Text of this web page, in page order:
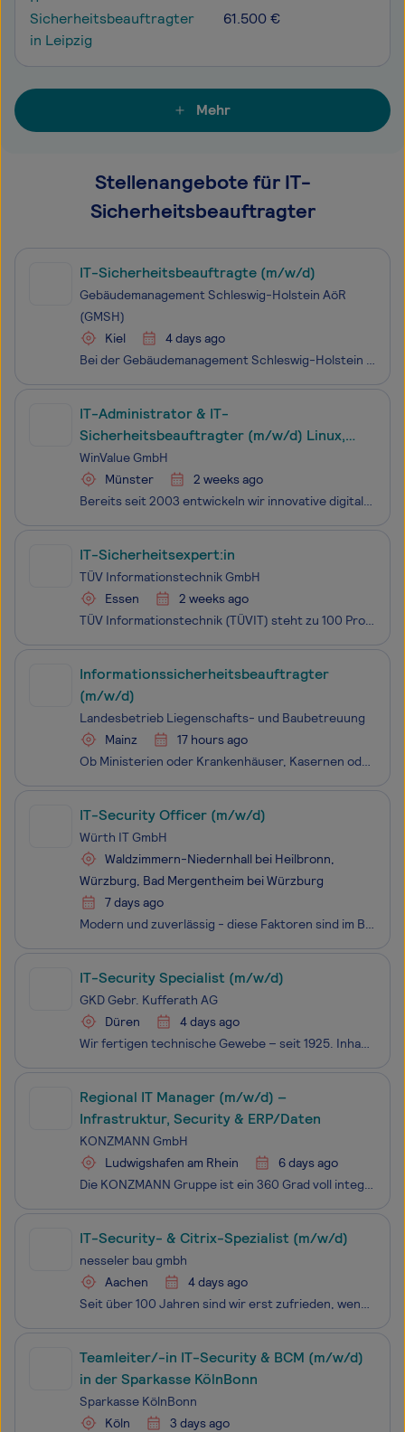
Sicherheitsbeauftragter
in Leipzig
61.500 €
Mehr
Stellenangebote für IT-
Sicherheitsbeauftragter
IT-Sicherheitsbeauftragte (m/w/d)
Gebäudemanagement Schleswig-Holstein AöR
(GMSH)
Kiel
4 days ago
Bei der Gebäudemanagement Schleswig-Holstein (GMSH) arbeiten rund 1.800 Menschen daran, das Land Schleswig-Holstein voranzubringen – durch nachhaltiges Bauen, intelligentes Beschaffen und zukunfts­fähiges Bewirtschaften öffent­licher Gebäude. Unser Anspruch: Prozesse und Lösungen kontinuier­lich zu
IT-Administrator & IT-
Sicherheitsbeauftragter (m/w/d) Linux,
Private Cloud in Münster
WinValue GmbH
Münster
2 weeks ago
Bereits seit 2003 entwickeln wir innovative digitale Lösungen, mit denen Schadenmanager, Kfz-Sachverständige und Autohandelbetriebe ihre Arbeit einfacher, schneller und effizienter gestalten können. Unsere Software läuft auf eigener Hardware in unserer privaten Cloud-Infrastruktur in einem Colocatio
IT-Sicherheitsexpert:in
TÜV Informationstechnik GmbH
Essen
2 weeks ago
TÜV Informationstechnik (TÜVIT) steht zu 100 Prozent für IT-Sicherheit. Sie ist Teil unserer DNA – und dies schon seit 1995. IT-Sicherheit ist für TÜVIT kein Trend und kein Hype, sondern jene Aufgabe, der sich all unsere Mitarbeitenden verschrieben haben. Unsere Erfahrungen und Kompetenzen sind komp
Informationssicherheitsbeauftragter
(m/w/d)
Landesbetrieb Liegenschafts- und Baubetreuung
Mainz
17 hours ago
Ob Ministerien oder Krankenhäuser, Kasernen oder militärische Flughäfen, Forschungsbauten für Universitäten und Hochschulen, Spezialimmobilien für Polizei und Justiz oder der Erhalt von Burgen und Schlössern: Unsere rund 1.400 Mitarbeiterinnen und Mitarbeiter betreuen und optimieren ein umfangreic
IT-Security Officer (m/w/d)
Würth IT GmbH
Waldzimmern-Niedernhall bei Heilbronn,
Würzburg, Bad Mergentheim bei Würzburg
7 days ago
Modern und zuverlässig - diese Faktoren sind im Bereich Würth Global Services entscheidend für die Entwicklung moderner, zukunftsorientierter Systeme. Wir unterstützen Unternehmen, indem wir ihre IT-Lösungen optimal ausstatten. Außerdem sorgen wir dafür, dass die digitale Zusammenarbeit und die Syst
IT-Security Specialist (m/w/d)
GKD Gebr. Kufferath AG
Düren
4 days ago
Wir fertigen technische Gewebe – seit 1925. Inhabergeführt und im Familienbesitz stehen wir für innovative und hocheffiziente Gewebelösungen für Industrie und Architektur. Weltweit arbeiten 800 Mitarbeitende bei GKD und verwirklichen unsere Vision einer gesünderen, sauberen, sicheren Welt.IT-Securit
Regional IT Manager (m/w/d) –
Infrastruktur, Security & ERP/Daten
KONZMANN GmbH
Ludwigshafen am Rhein
6 days ago
Die KONZMANN Gruppe ist ein 360 Grad voll integrierter TGA-Dienstleister der technischen Gebäudeausrüstung und steht für technologisch hocheffiziente energetische Systeme für Industrie, Gewerbe, öffentliche Hand und die Quartiersentwicklung. Wir sind der verlässliche Partner in Süddeutschl
IT-Security- & Citrix-Spezialist (m/w/d)
nesseler bau gmbh
Aachen
4 days ago
Seit über 100 Jahren sind wir erst zufrieden, wenn unsere Kunden begeistert sind. Die nesseler Gruppe steht für heraus­ragende Inno­va­tio­nen, weg­wei­sende Techno­logien und nach­haltige Lösungen rund ums Bauen. Du wirst Teil eines Teams von rund 550 Kolle­ginnen und Kollegen, die das große Einmal
Teamleiter/-in IT-Security & BCM (m/w/d)
in der Sparkasse KölnBonn
Sparkasse KölnBonn
Köln
3 days ago